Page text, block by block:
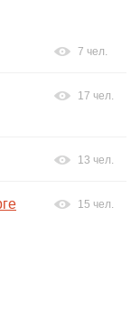
7 чел.
17 чел.
13 чел.
15 чел.